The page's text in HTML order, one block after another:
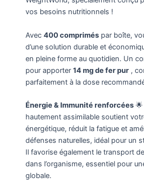
vos besoins nutritionnels !
Avec 400 compriméspar boîte,
d’une solution durable et
en pleine forme au quotidien. Un
pour apporter 14 mg de fer pur,
parfaitement à la dose
Énergie & Immunité renforcées🌟
hautement assimilable soutient
énergétique, réduit la fatigue et
défenses naturelles, idéal pour un
Il favorise également le transport
dans l’organisme, essentiel pour
globale.